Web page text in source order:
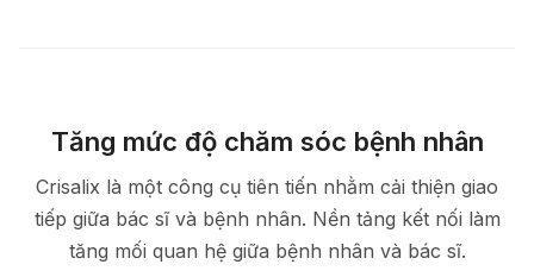
Tăng mức độ chăm sóc bệnh nhân
Crisalix là một công cụ tiên tiến nhằm cải thiện giao
tiếp giữa bác sĩ và bệnh nhân. Nền tảng kết nối làm
tăng mối quan hệ giữa bệnh nhân và bác sĩ.